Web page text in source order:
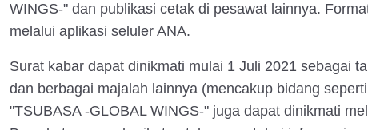
WINGS-" dan publikasi cetak di pesawat lainnya.
melalui aplikasi seluler ANA.
Surat kabar dapat dinikmati mulai 1 Juli 2021 sebagai
dan berbagai majalah lainnya (mencakup bidang
"TSUBASA -GLOBAL WINGS-" juga dapat dinikmati